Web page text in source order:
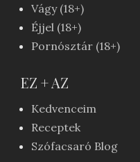
Vágy (18+)
Éjjel (18+)
Pornósztár (18+)
EZ + AZ
Kedvenceim
Receptek
Szófacsaró Blog